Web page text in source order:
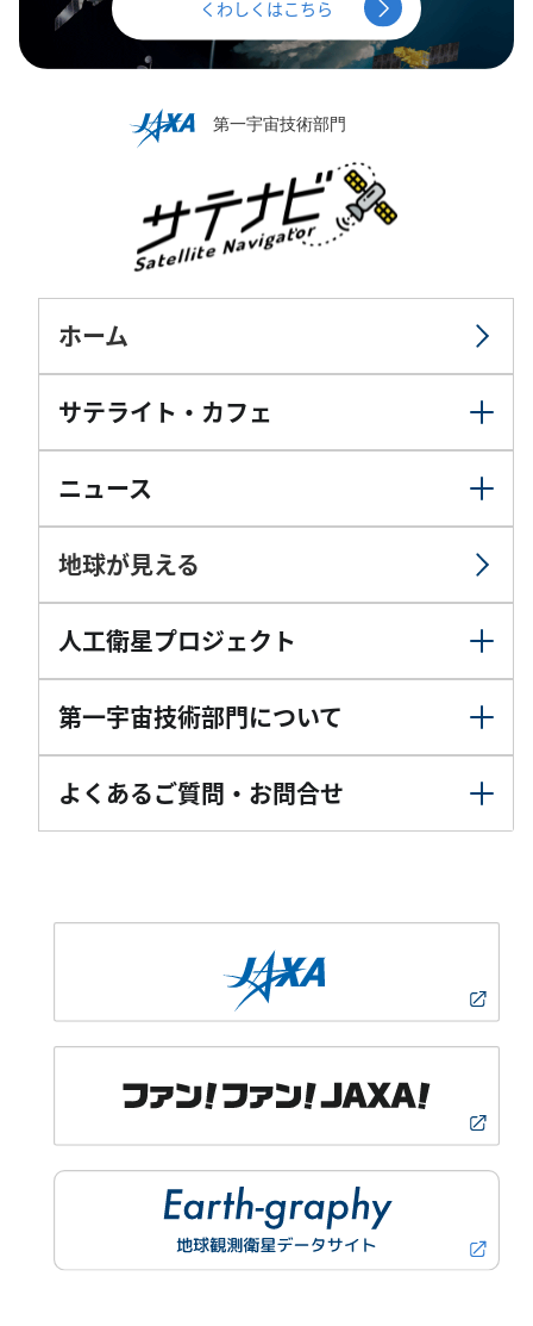
くわしくはこちら
ホーム
サテライト・カフェ
ニュース
地球が見える
人工衛星プロジェクト
第一宇宙技術部門について
よくあるご質問・お問合せ